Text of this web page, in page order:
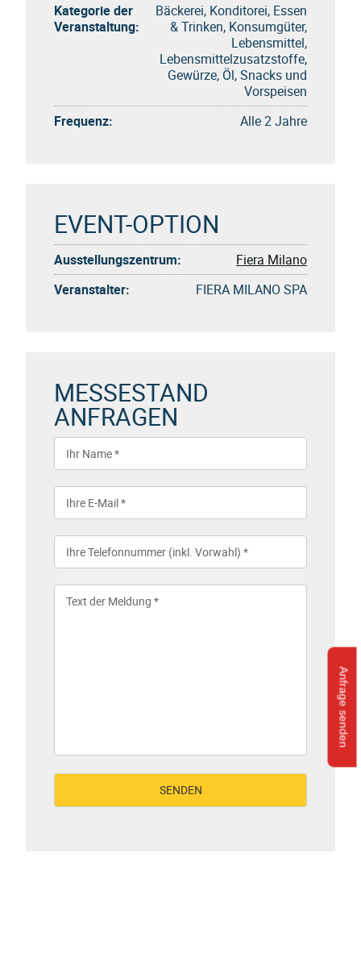
Anfrage senden
Kategorie der
Veranstaltung:
Bäckerei, Konditorei, Essen
& Trinken, Konsumgüter,
Lebensmittel,
Lebensmittelzusatzstoffe,
Gewürze, Öl, Snacks und
Vorspeisen
Frequenz:
Alle 2 Jahre
EVENT-OPTION
Ausstellungszentrum:
Fiera Milano
Veranstalter:
FIERA MILANO SPA
MESSESTAND
ANFRAGEN